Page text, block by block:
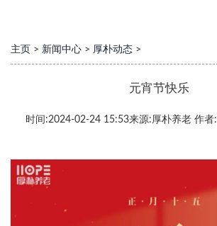
主页 > 新闻中心 > 厚朴动态 >
元宵节快乐
时间:2024-02-24 15:53来源:厚朴养老 作者: